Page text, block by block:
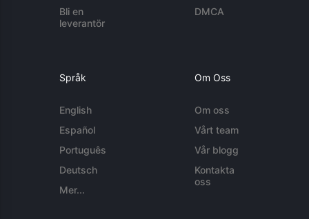
Bli en
leverantör
DMCA
Språk
English
Español
Português
Deutsch
Mer...
Om Oss
Om oss
Vårt team
Vår blogg
Kontakta
oss